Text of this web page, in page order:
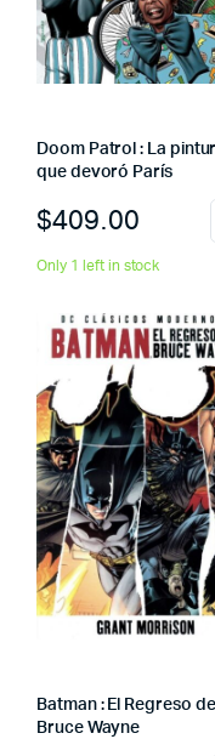
Doom Patrol : La
que devoró París
$409.00
Only 1 left in stock
Batman : El Regreso de
Bruce Wayne